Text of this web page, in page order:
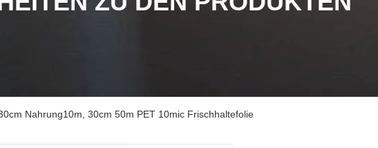
Nahrung10m, 30cm 50m PET 10mic Frischhaltefolie